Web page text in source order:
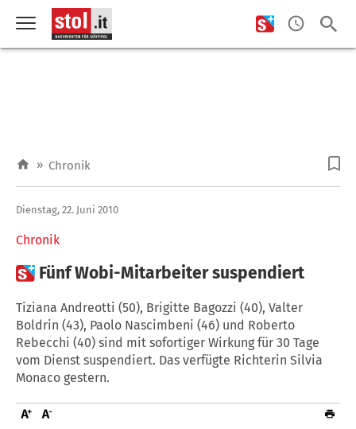
» Chronik
Chronik
Dienstag, 22. Juni 2010
 Fünf Wobi-Mitarbeiter suspendiert
Tiziana Andreotti (50), Brigitte Bagozzi (40), Valter
Boldrin (43), Paolo Nascimbeni (46) und Roberto
Rebecchi (40) sind mit sofortiger Wirkung für 30 Tage
vom Dienst suspendiert. Das verfügte Richterin Silvia
Monaco gestern.